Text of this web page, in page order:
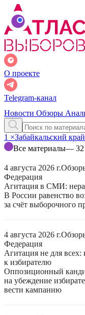
О проекте
Telegram-канал
Новости Обзоры
1 ×Забайкальский край
Все материалы— 32
4 августа 2026 г.
Федерация
Агитация в СМИ:
В России равенство
за счёт выборочного
4 августа 2026 г.
Федерация
Агитация не для
к избирателю
Оппозиционный
на убеждение
вести кампанию